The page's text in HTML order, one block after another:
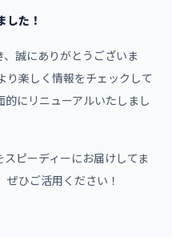
した！
誠にありがとうございま
り楽しく情報をチェックして
にリニューアルいたしまし
ピーディーにお届けしてま
ひご活用ください！